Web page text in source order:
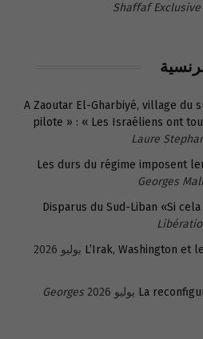
Shaffaf Exclusive
A Zaoutar El-Gharbiyé, village du
pilote » : « Les Israéliens ont
Laure
Les durs du régime imposent
Georges
Disparus du Sud-Liban «Si
L’Irak, Washington et
La
Georges